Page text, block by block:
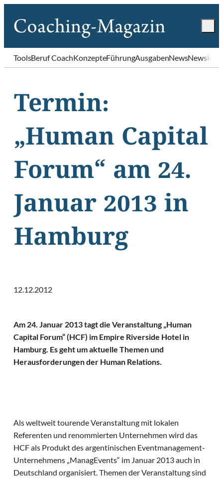
ToolsBeruf CoachKonzepteFührungAusgabenNews
Termin:
„Human Capital
Forum“ am 24.
Januar 2013 in
Hamburg
12.12.2012
Am 24. Januar 2013 tagt die Veranstaltung „Human
Capital Forum“ (HCF) im Empire Riverside Hotel in
Hamburg. Es geht um aktuelle Themen und
Herausforderungen der Human Relations.
Als weltweit tourende Veranstaltung mit lokalen
Referenten und renommierten Unternehmen wird das
HCF als Produkt des argentinischen Eventmanagement-
Unternehmens „ManagEvents“ im Januar 2013 auch in
Deutschland organisiert. Themen der Veranstaltung sind